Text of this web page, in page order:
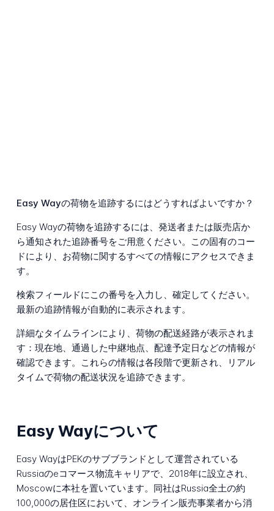
Easy Wayの荷物を追跡するにはどうすればよいですか？
Easy Wayの荷物を追跡するには、発送者または販売店か
ら通知された追跡番号をご用意ください。この固有のコー
ドにより、お荷物に関するすべての情報にアクセスできま
す。
検索フィールドにこの番号を入力し、確定してください。
最新の追跡情報が自動的に表示されます。
詳細なタイムラインにより、荷物の配送経路が表示されま
す：現在地、通過した中継地点、配達予定日などの情報が
確認できます。これらの情報は各段階で更新され、リアル
タイムで荷物の配送状況を追跡できます。
Easy Wayについて
Easy WayはPEKのサブブランドとして運営されている
Russiaのeコマース物流キャリアで、2018年に設立され、
Moscowに本社を置いています。同社はRussia全土の約
100,000の居住区において、オンライン販売事業者から消